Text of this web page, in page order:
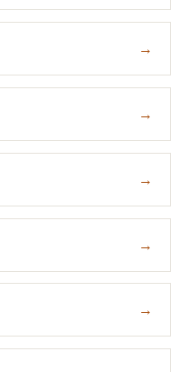
→
→
→
→
→